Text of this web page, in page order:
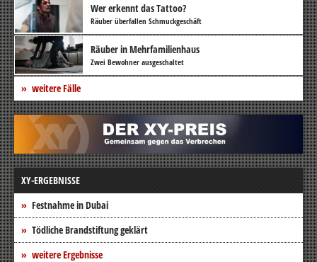
Wer erkennt das Tattoo?
Räuber überfallen Schmuckgeschäft
Räuber in Mehrfamilienhaus
Zwei Bewohner ausgeschaltet
weitere Fälle
XY-ERGEBNISSE
Festnahme in Dubai
Tödliche Brandstiftung geklärt
weitere Ergebnisse